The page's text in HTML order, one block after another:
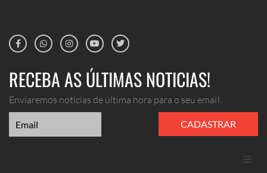
RECEBA AS ÚLTIMAS NOTICIAS!
Enviaremos noticias de última hora para o seu email.
CADASTRAR